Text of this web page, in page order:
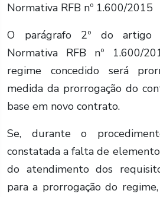
Normativa RFB nº 1.600/2015
O parágrafo 2º do artigo
Normativa RFB nº 1.600/
regime concedido será
medida da prorrogação do
base em novo contrato.
Se, durante o
constatada a falta de
do atendimento dos
para a prorrogação do